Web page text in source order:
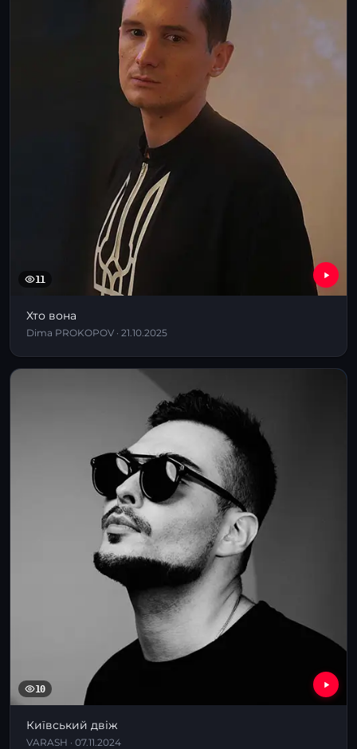
11
Хто вона
Dima PROKOPOV · 21.10.2025
10
Київський двіж
VARASH · 07.11.2024